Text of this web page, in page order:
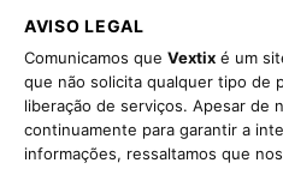
AVISO LEGAL
Comunicamos que Vextix é um
que não solicita qualquer tipo de
liberação de serviços. Apesar de
continuamente para garantir a
informações, ressaltamos que